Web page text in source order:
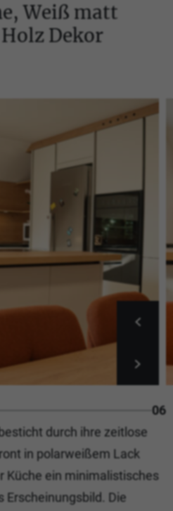
Weiß matt
Dekor
06
durch ihre zeitlose
in polarweißem Lack
Küche ein minimalistisches
Erscheinungsbild. Die